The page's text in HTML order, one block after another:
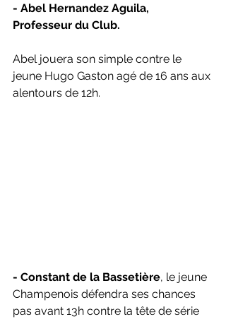
- Abel Hernandez Aguila,
Professeur du Club.
Abel jouera son simple contre le
jeune Hugo Gaston agé de 16 ans aux
alentours de 12h.
- Constant de la Bassetière, le jeune
Champenois défendra ses chances
pas avant 13h contre la tête de série